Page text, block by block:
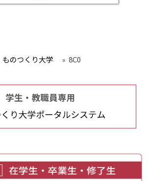
ものつくり大学 » 8C0